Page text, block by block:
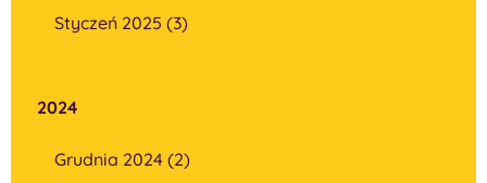
Styczeń 2025 (3)
2024
Grudnia 2024 (2)